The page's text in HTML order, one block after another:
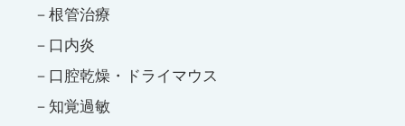
根管治療
口内炎
口腔乾燥・ドライマウス
知覚過敏